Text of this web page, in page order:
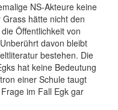
NS-Akteure keine
hätte nicht den
Öffentlichkeit von
davon bleibt
bestehen. Die
hat keine Bedeutung
einer Schule taugt
im Fall Egk gar